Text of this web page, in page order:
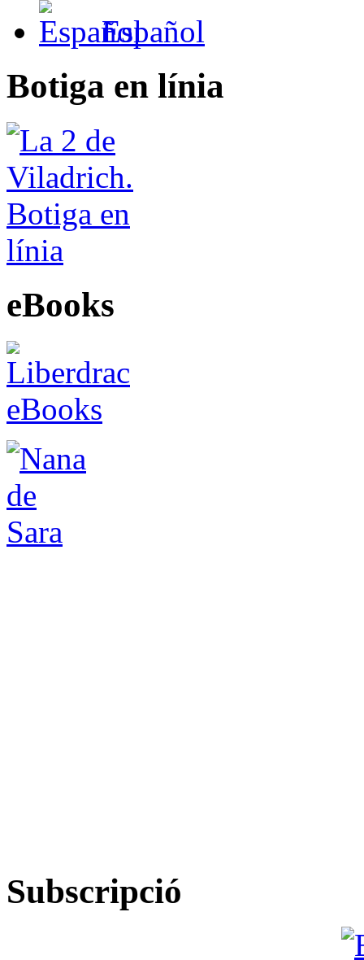
Español
Botiga en línia
eBooks
Subscripció